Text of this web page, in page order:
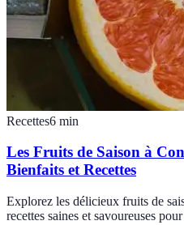
Recettes6 min
Les Fruits de Saison à
Bienfaits et Recettes
Explorez les délicieux fruits de
recettes saines et savoureuses